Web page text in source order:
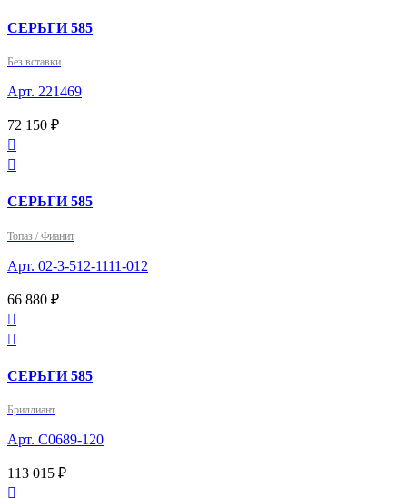
СЕРЬГИ 585
Без вставки
Арт. 221469
72 150 ₽


СЕРЬГИ 585
Топаз / Фианит
Арт. 02-3-512-1111-012
66 880 ₽


СЕРЬГИ 585
Бриллиант
Арт. С0689-120
113 015 ₽
